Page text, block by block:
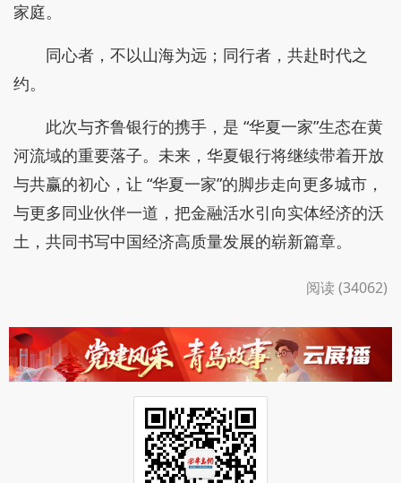
家庭。
同心者，不以山海为远；同行者，共赴时代之
约。
此次与齐鲁银行的携手，是 “华夏一家”生态在黄
河流域的重要落子。未来，华夏银行将继续带着开放
与共赢的初心，让 “华夏一家”的脚步走向更多城市，
与更多同业伙伴一道，把金融活水引向实体经济的沃
土，共同书写中国经济高质量发展的崭新篇章。
阅读 (34062)